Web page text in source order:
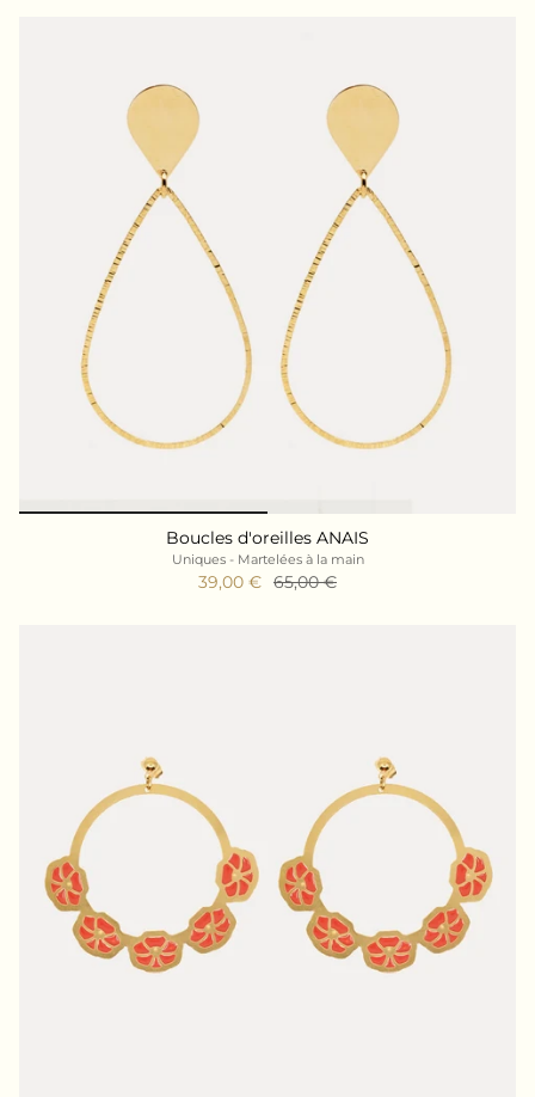
Boucles d'oreilles ANAIS
Uniques - Martelées à la main
39,00 € 65,00 €